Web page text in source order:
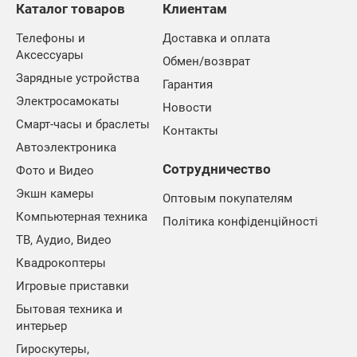
Каталог товаров
Телефоны и
Аксессуары
Зарядные устройства
Электросамокаты
Смарт-часы и браслеты
Автоэлектроника
Фото и Видео
Экшн камеры
Компьютерная техника
ТВ, Аудио, Видео
Квадрокоптеры
Игровые приставки
Бытовая техника и
интерьер
Гироскутеры,
Клиентам
Доставка и оплата
Обмен/возврат
Гарантия
Новости
Контакты
Сотрудничество
Оптовым покупателям
Політика конфіденційності